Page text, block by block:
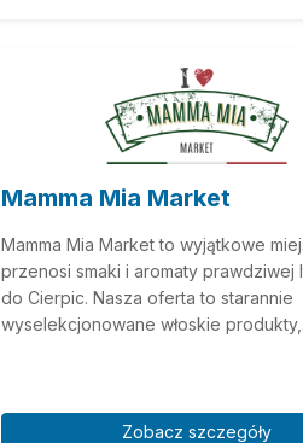
Mamma Mia Market
Mamma Mia Market to wyjątkowe
przenosi smaki i aromaty prawdziwej
do Cierpic. Nasza oferta to starannie
wyselekcjonowane włoskie
Zobacz szczegóły